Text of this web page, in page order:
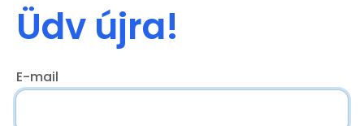
Üdv újra!
E-mail